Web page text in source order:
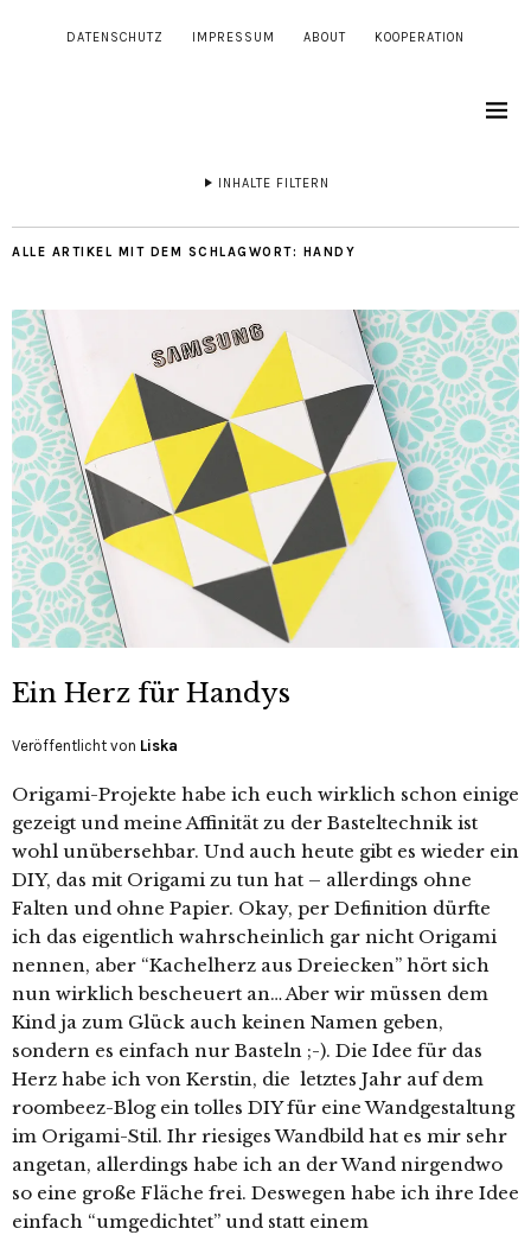
DATENSCHUTZ IMPRESSUM ABOUT KOOPERATION
INHALTE FILTERN
ALLE ARTIKEL MIT DEM SCHLAGWORT: HANDY
Ein Herz für Handys
Veröffentlicht von Liska
Origami-Projekte habe ich euch wirklich schon einige
gezeigt und meine Affinität zu der Basteltechnik ist
wohl unübersehbar. Und auch heute gibt es wieder ein
DIY, das mit Origami zu tun hat – allerdings ohne
Falten und ohne Papier. Okay, per Definition dürfte
ich das eigentlich wahrscheinlich gar nicht Origami
nennen, aber “Kachelherz aus Dreiecken” hört sich
nun wirklich bescheuert an… Aber wir müssen dem
Kind ja zum Glück auch keinen Namen geben,
sondern es einfach nur Basteln ;-). Die Idee für das
Herz habe ich von Kerstin, die letztes Jahr auf dem
roombeez-Blog ein tolles DIY für eine Wandgestaltung
im Origami-Stil. Ihr riesiges Wandbild hat es mir sehr
angetan, allerdings habe ich an der Wand nirgendwo
so eine große Fläche frei. Deswegen habe ich ihre Idee
einfach “umgedichtet” und statt einem